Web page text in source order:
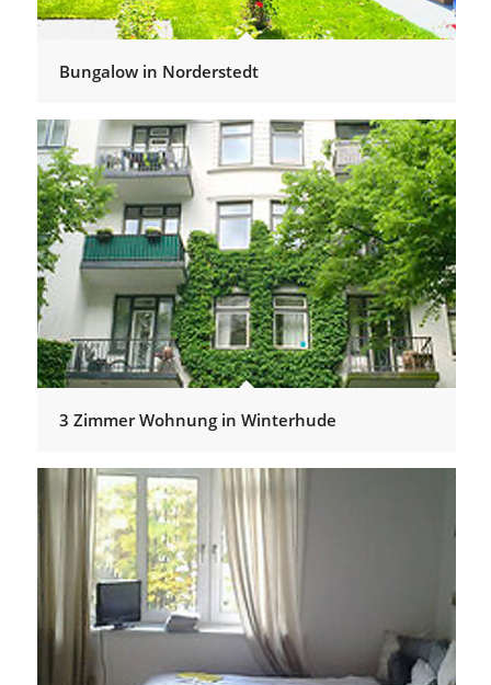
Bungalow in Norderstedt
3 Zimmer Wohnung in Winterhude